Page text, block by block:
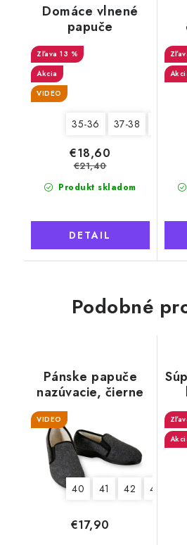
Domáce vlnené
papuče
tmavohnedé,
camel
13 %
Akcia
VIDEO
35-36 37-38
Produkt skladom
€18,60
€21,40
DETAIL
Podobné
Pánske papuče
nazúvacie, čierne
VIDEO
40 41 42 44
€17,90